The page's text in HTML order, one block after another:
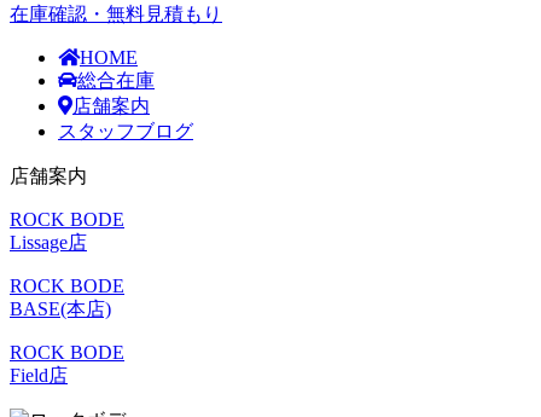
在庫確認・無料見積もり
HOME
総合在庫
店舗案内
スタッフブログ
店舗案内
ROCK BODE
Lissage店
ROCK BODE
BASE(本店)
ROCK BODE
Field店